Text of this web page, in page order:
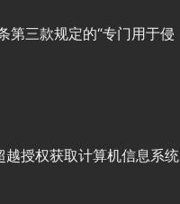
第三款规定的“专门用于侵
越授权获取计算机信息系统